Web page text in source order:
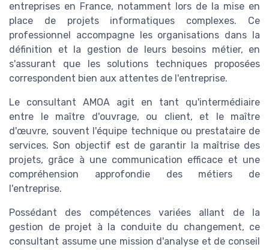
entreprises en France, notamment lors de la mise en
place de projets informatiques complexes. Ce
professionnel accompagne les organisations dans la
définition et la gestion de leurs besoins métier, en
s'assurant que les solutions techniques proposées
correspondent bien aux attentes de l'entreprise.
Le consultant AMOA agit en tant qu'intermédiaire
entre le maître d'ouvrage, ou client, et le maître
d'œuvre, souvent l'équipe technique ou prestataire de
services. Son objectif est de garantir la maîtrise des
projets, grâce à une communication efficace et une
compréhension approfondie des métiers de
l'entreprise.
Possédant des compétences variées allant de la
gestion de projet à la conduite du changement, ce
consultant assume une mission d'analyse et de conseil